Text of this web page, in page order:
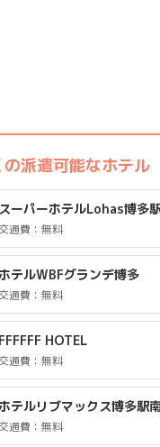
の派遣可能なホテル
スーパーホテルLohas博多
交通費：無料
テルWBFグランデ博多
交通費：無料
FFFFFF HOTEL
交通費：無料
テルリブマックス博多駅
交通費：無料